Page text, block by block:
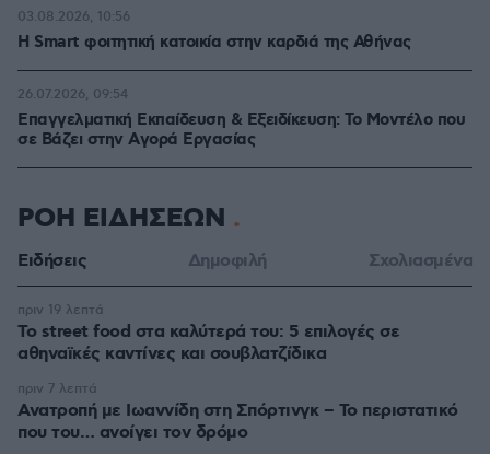
Η Smart φοιτητική κατοικία στην καρδιά της Αθήνας
03.08.2026, 10:56
Επαγγελματική Εκπαίδευση & Εξειδίκευση: Το Mοντέλο που
σε Bάζει στην Aγορά Eργασίας
26.07.2026, 09:54
ΡΟΗ ΕΙΔΗΣΕΩΝ
Ειδήσεις Δημοφιλή Σχολιασμένα
Το street food στα καλύτερά του: 5 επιλογές σε
αθηναϊκές καντίνες και σουβλατζίδικα
πριν 19 λεπτά
Ανατροπή με Ιωαννίδη στη Σπόρτινγκ – Το περιστατικό
που του… ανοίγει τον δρόμο
πριν 7 λεπτά